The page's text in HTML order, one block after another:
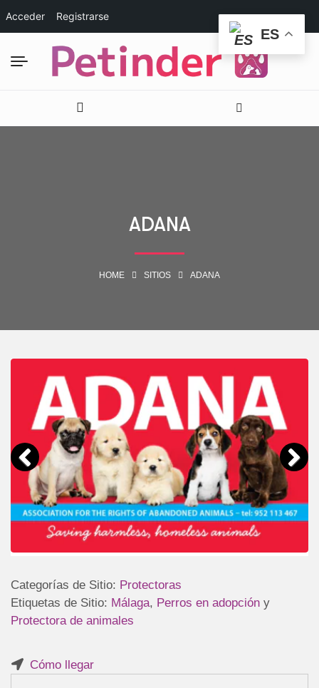
Acceder Registrarse
ADANA
HOME SITIOS ADANA
Categorías de Sitio: Protectoras
Etiquetas de Sitio: Málaga, Perros en adopción y
Protectora de animales
Cómo llegar
ES